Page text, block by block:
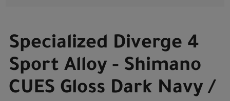
Specialized Diverge 4
Sport Alloy - Shimano
CUES Gloss Dark Navy /